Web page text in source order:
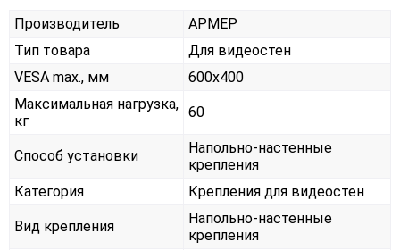
Производитель
АРМЕР
Тип товара
Для видеостен
VESA max., мм
600х400
Максимальная нагрузка,
кг
60
Способ установки
Напольно-настенные
крепления
Категория
Крепления для видеостен
Вид крепления
Напольно-настенные
крепления